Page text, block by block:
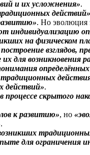
и их усложнения».
действий»
. Но эволюция
индивидуализацию
на физическом
взглядов,
для возникновения
действий».
скрытого
к развитию», но
.
для